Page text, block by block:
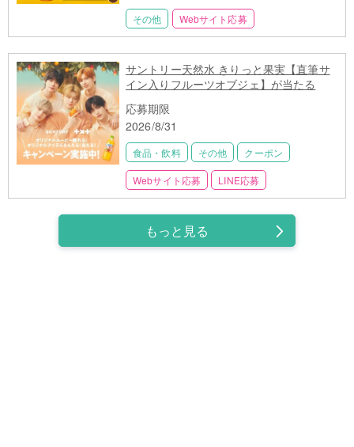
その他 Webサイト応募
サントリー天然水 きりっと果実【直筆サ
イン入りフルーツオブジェ】が当たる
応募期限
2026/8/31
食品・飲料 その他 クーポン
Webサイト応募 LINE応募
もっと見る